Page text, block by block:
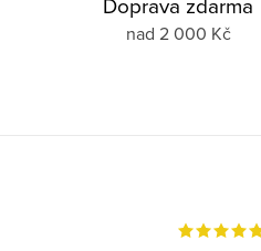
nad 2 000 Kč